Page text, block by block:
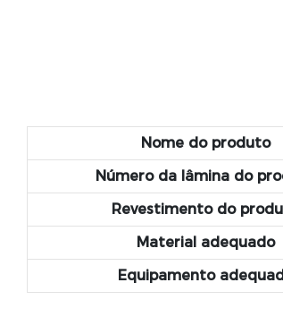
Nome do produto
Número da lâmina do
Revestimento do
Material adequado
Equipamento